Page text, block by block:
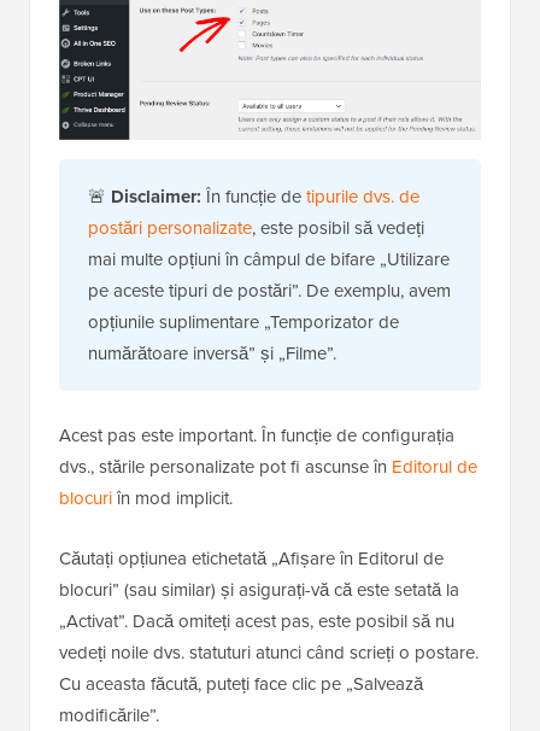
🚨 Disclaimer: În funcție detipurile dvs. de
postări personalizate, este posibil să vedeți
mai multe opțiuni în câmpul de bifare „Utilizare
pe aceste tipuri de postări”. De exemplu, avem
opțiunile suplimentare „Temporizator de
numărătoare inversă” și „Filme”.
Acest pas este important. În funcție de configurația
dvs., stările personalizate pot fi ascunse în Editorul de
blocuriîn mod implicit.
Căutați opțiunea etichetată „Afișare în Editorul de
blocuri” (sau similar) și asigurați-vă că este setată la
„Activat”. Dacă omiteți acest pas, este posibil să nu
vedeți noile dvs. statuturi atunci când scrieți o postare.
Cu aceasta făcută, puteți face clic pe „Salvează
modificările”.